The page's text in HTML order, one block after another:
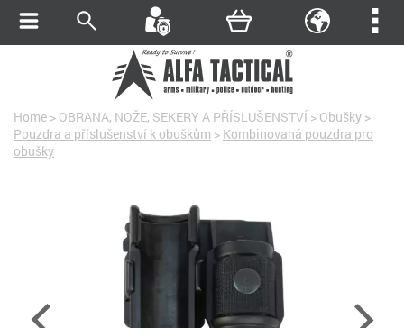
Home > OBRANA, NOŽE, SEKERY A PŘÍSLUŠENSTVÍ > Obušky >
Pouzdra a příslušenství k obuškům > Kombinovaná pouzdra pro
obušky